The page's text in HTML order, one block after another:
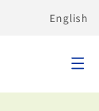
English